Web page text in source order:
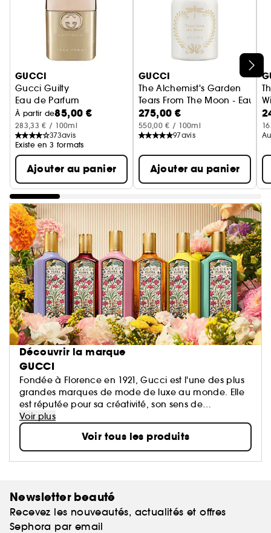
Ignorer le carrousel produits
GUCCI
Gucci Guilty
Eau de Parfum
À partir de85,00 €
283,33 € / 100ml
373avis
Existe en 3 formats
Ajouter au panier
GUCCI
The Alchemist's Garden
Tears From The Moon - Eau
275,00 €
550,00 € / 100ml
97avis
Ajouter au panier
Découvrir la marque
GUCCI
Fondée à Florence en 1921, Gucci est l'une des plus
grandes marques de mode de luxe au monde. Elle
est réputée pour sa créativité, son sens de
l’innovation et son savoir-faire artisanal italien. Gucci
est membre du groupe Kering, leader mondial dans
le domaine du prêt-à-porter et des accessoires, qui
possède un large portefolio de grandes marques du
luxe, du sport et art de vivre.
Voir plus
Voir tous les produits
Newsletter beauté
Recevez les nouveautés, actualités et offres
Sephora par email